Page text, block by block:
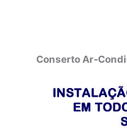
Conserto Ar-